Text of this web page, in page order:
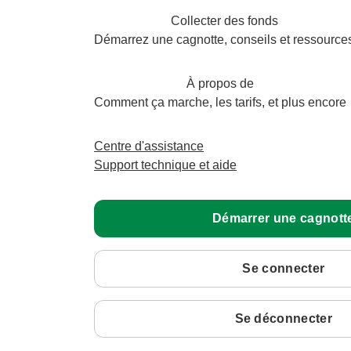
Collecter des fonds
Démarrez une cagnotte, conseils et
À propos de
Comment ça marche, les tarifs, et plus encore
Centre d'assistance
Support technique et aide
Démarrer une
Se connecter
Se déconnecter